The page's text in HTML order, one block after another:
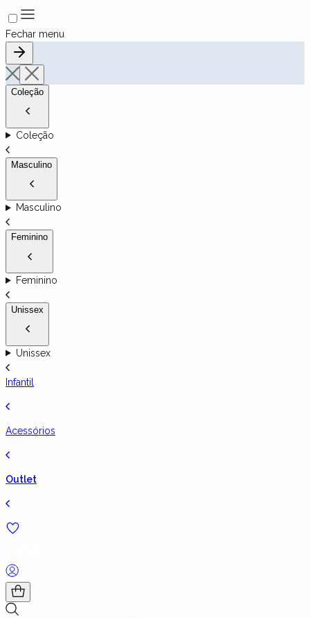
Fechar menu
Coleção
Coleção
Masculino
Masculino
Feminino
Feminino
Unissex
Unissex
Infantil
Acessórios
Outlet